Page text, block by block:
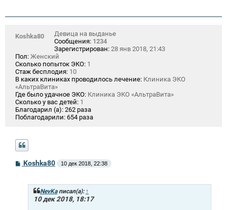
Koshka80
Девица на выданье
Сообщения: 1234
Зарегистрирован: 28 янв 2018, 21:43
Пол: Женский
Сколько попыток ЭКО: 1
Стаж бесплодия: 10
В каких клиниках проводилось лечение: Клиника ЭКО
«АльтраВита»
Где было удачное ЭКО: Клиника ЭКО «АльтраВита»
Сколько у вас детей: 1
Благодарил (а): 262 раза
Поблагодарили: 654 раза
СKoshka80 10 дек 2018, 22:38
NevKaписал(а): ↑
10 дек 2018, 18:17